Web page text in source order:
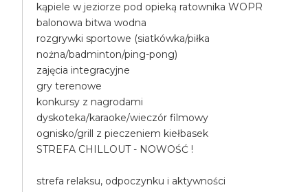
kąpiele w jeziorze pod opieką ratownika WOPR
balonowa bitwa wodna
rozgrywki sportowe (siatkówka/piłka
nożna/badminton/ping-pong)
zajęcia integracyjne
gry terenowe
konkursy z nagrodami
dyskoteka/karaoke/wieczór filmowy
ognisko/grill z pieczeniem kiełbasek
STREFA CHILLOUT - NOWOŚĆ !
strefa relaksu, odpoczynku i aktywności